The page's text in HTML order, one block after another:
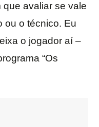
que avaliar se vale
ou o técnico. Eu
o jogador aí –
“Os